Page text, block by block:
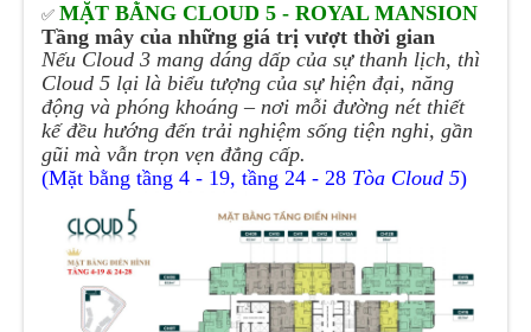
✅MẶT BẰNG CLOUD 5 - ROYAL MANSION
Tầng mây của những giá trị vượt thời gian
Nếu Cloud 3 mang dáng dấp của sự thanh lịch, thì
Cloud 5 lại là biểu tượng của sự hiện đại, năng
động và phóng khoáng – nơi mỗi đường nét thiết
kế đều hướng đến trải nghiệm sống tiện nghi, gần
gũi mà vẫn trọn vẹn đẳng cấp.
(Mặt bằng tầng 4 - 19, tầng 24 - 28 Tòa Cloud 5)